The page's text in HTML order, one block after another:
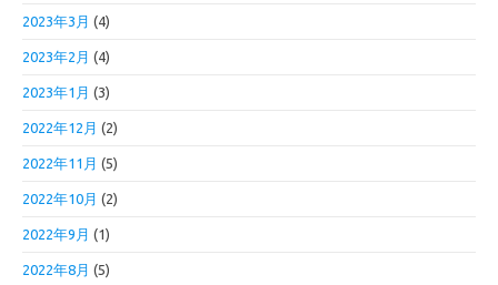
2023年3月 (4)
2023年2月 (4)
2023年1月 (3)
2022年12月 (2)
2022年11月 (5)
2022年10月 (2)
2022年9月 (1)
2022年8月 (5)